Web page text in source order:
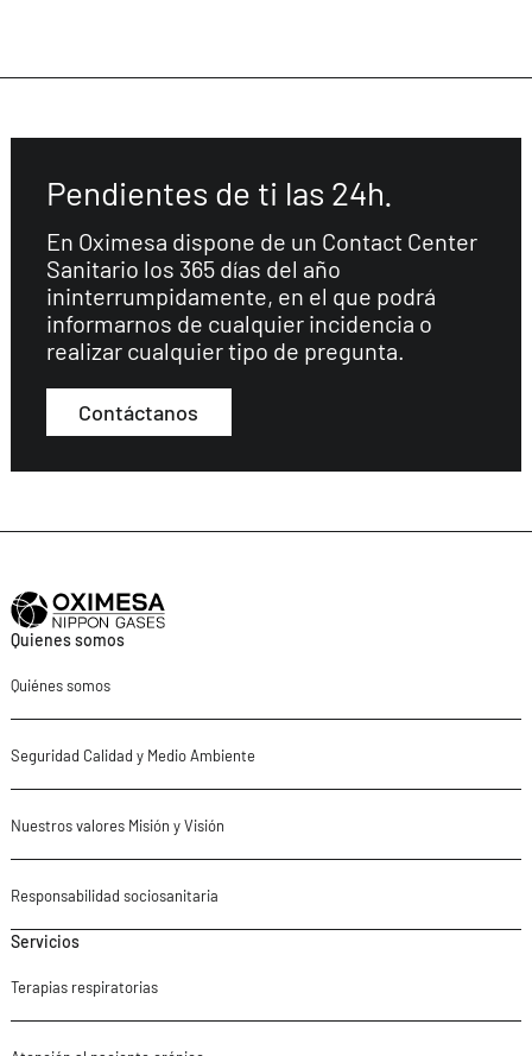
Pendientes de ti las 24h.
En Oximesa dispone de un Contact Center
Sanitario los 365 días del año
ininterrumpidamente, en el que podrá
informarnos de cualquier incidencia o
realizar cualquier tipo de pregunta.
Contáctanos
Quienes somos
Quiénes somos
Seguridad Calidad y Medio Ambiente
Nuestros valores Misión y Visión
Responsabilidad sociosanitaria
Servicios
Terapias respiratorias